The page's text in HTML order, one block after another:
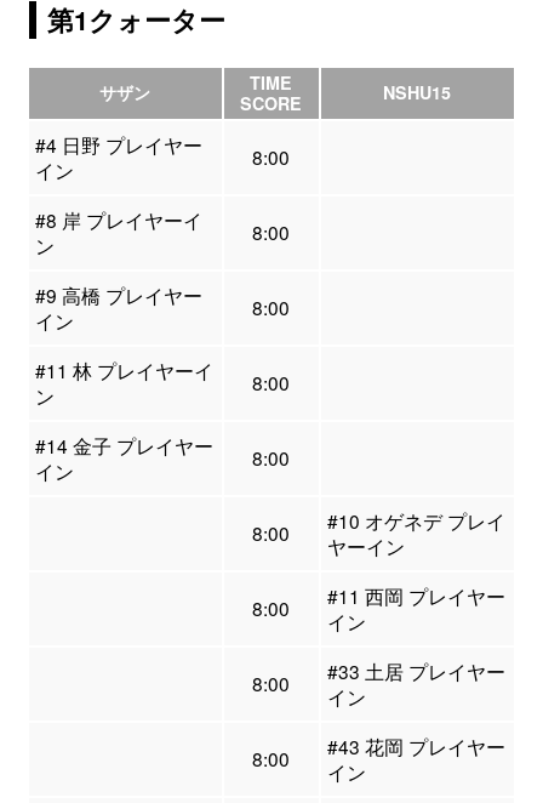
第1クォーター
サザン
TIME
SCORE
NSHU15
#4 日野 プレイヤー
イン
8:00
#8 岸 プレイヤーイ
ン
8:00
#9 高橋 プレイヤー
イン
8:00
#11 林 プレイヤーイ
ン
8:00
#14 金子 プレイヤー
イン
8:00
8:00
#10 オゲネデ プレイ
ヤーイン
8:00
#11 西岡 プレイヤー
イン
8:00
#33 土居 プレイヤー
イン
8:00
#43 花岡 プレイヤー
イン